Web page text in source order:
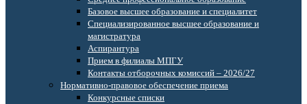
Базовое высшее образование и специалитет
Специализированное высшее образование и
магистратура
Аспирантура
Прием в филиалы МПГУ
Контакты отборочных комиссий – 2026/27
Нормативно-правовое обеспечение приема
Конкурсные списки